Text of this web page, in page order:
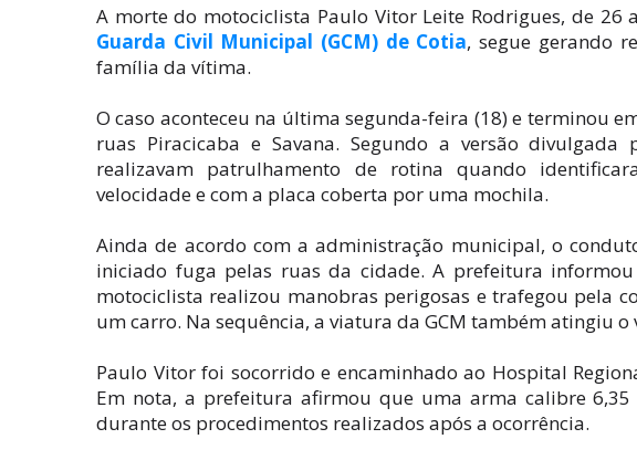
A morte do motociclista Paulo Vitor Leite Rodrigues, de 26
Guarda Civil Municipal (GCM) de Cotia, segue gerando
família da vítima.
O caso aconteceu na última segunda-feira (18) e terminou
ruas Piracicaba e Savana. Segundo a versão
realizavam patrulhamento de rotina quando
velocidade e com a placa coberta por uma mochila.
Ainda de acordo com a administração municipal, o
iniciado fuga pelas ruas da cidade. A prefeitura
motociclista realizou manobras perigosas e trafegou pela
um carro. Na sequência, a viatura da GCM também atingiu o
Paulo Vitor foi socorrido e encaminhado ao Hospital
Em nota, a prefeitura afirmou que uma arma calibre
durante os procedimentos realizados após a ocorrência.